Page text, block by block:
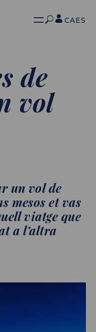
CAES
de
vol
un vol de
mesos et vas
viatge que
a l’altra